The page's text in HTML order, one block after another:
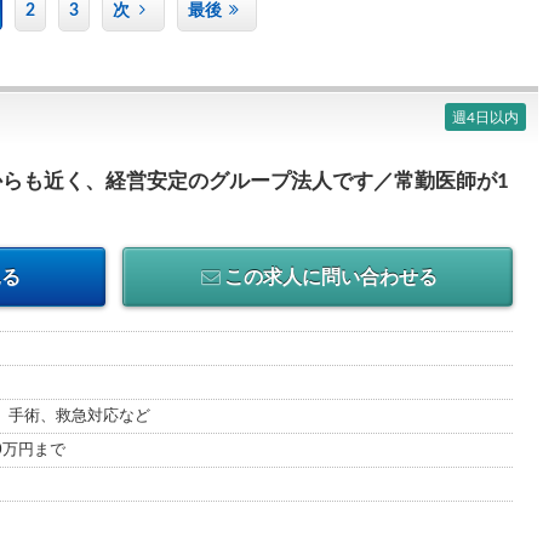
2 3 次 最後
週4日以内
も近く、経営安定のグループ法人です／常勤医師が1
この求人に問い合わせる
手術、救急対応など
円まで